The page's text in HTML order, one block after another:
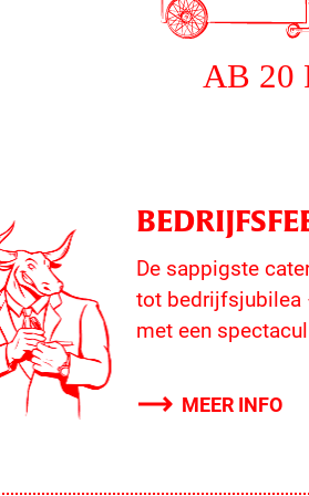
De sappigste
tot bedrijfsjubilea
met een
MEER INFO